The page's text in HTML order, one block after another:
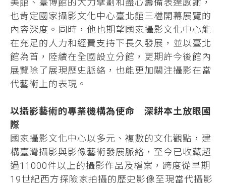
美館、臺博館的大力擘劃和盡心籌備表達感謝，
也肯定國家攝影文化中心臺北館三檔開幕展覽的
內容深度。同時，他也期望國家攝影文化中心能
在充足的人力和經費支持下長久發展，並以臺北
館為首，陸續在全國設立分館，更期許今後館內
展覽除了展現歷史脈絡，也能更加關注攝影在當
代藝術上的表現。
以攝影藝術的專業機構為使命 深耕本土放眼國
際
國家攝影文化中心以多元、複數的文化觀點，建
構臺灣攝影與影像藝術發展脈絡，至今已收藏超
過11000件以上的攝影作品及檔案，跨度從早期
19世紀西方探險家拍攝的歷史影像至現當代攝影